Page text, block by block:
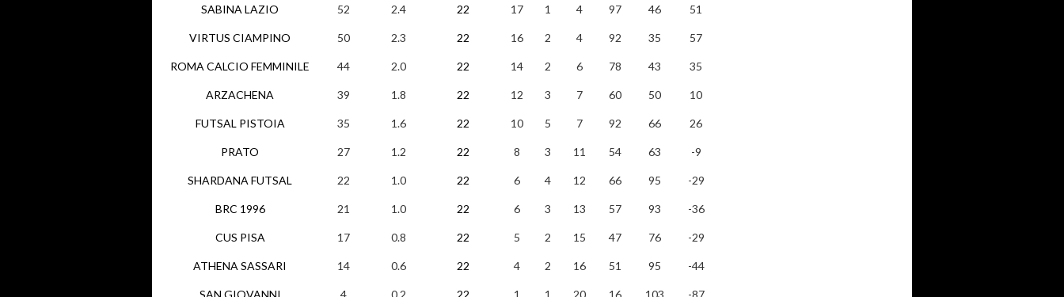
SABINA LAZIO
VIRTUS CIAMPINO
ROMA CALCIO FEMMINILE
ARZACHENA
FUTSAL PISTOIA
PRATO
SHARDANA FUTSAL
BRC 1996
CUS PISA
ATHENA SASSARI
SAN GIOVANNI
52 2.4 22 17 1 4 97 46 51
50 2.3 22 16 2 4 92 35 57
44 2.0 22 14 2 6 78 43 35
39 1.8 22 12 3 7 60 50 10
35 1.6 22 10 5 7 92 66 26
27 1.2 22 8 3 11 54 63 -9
22 1.0 22 6 4 12 66 95 -29
21 1.0 22 6 3 13 57 93 -36
17 0.8 22 5 2 15 47 76 -29
14 0.6 22 4 2 16 51 95 -44
4 0.2 22 1 1 20 16 103 -87